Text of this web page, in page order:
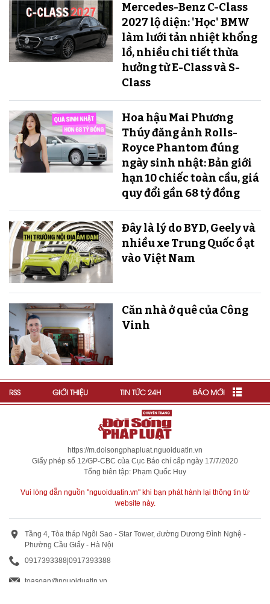
Mercedes-Benz C-Class
2027 lộ diện: 'Học' BMW
làm lưới tản nhiệt khổng
lồ, nhiều chi tiết thừa
hưởng từ E-Class và S-
Class
Hoa hậu Mai Phương
Thúy đăng ảnh Rolls-
Royce Phantom đúng
ngày sinh nhật: Bản giới
hạn 10 chiếc toàn cầu, giá
quy đổi gần 68 tỷ đồng
Đây là lý do BYD, Geely và
nhiều xe Trung Quốc ồ ạt
vào Việt Nam
Căn nhà ở quê của Công
Vinh
RSS GIỚI THIỆU TIN TỨC 24H BÁO MỚI
https://m.doisongphapluat.nguoiduatin.vn
Giấy phép số 12/GP-CBC của Cục Báo chí cấp ngày 17/7/2020
Tổng biên tập: Phạm Quốc Huy
Vui lòng dẫn nguồn "nguoiduatin.vn" khi bạn phát hành lại thông tin từ
website này.
Tầng 4, Tòa tháp Ngôi Sao - Star Tower, đường Dương Đình Nghệ -
Phường Cầu Giấy - Hà Nội
0917393388 0917393388
toasoan@nguoiduatin.vn